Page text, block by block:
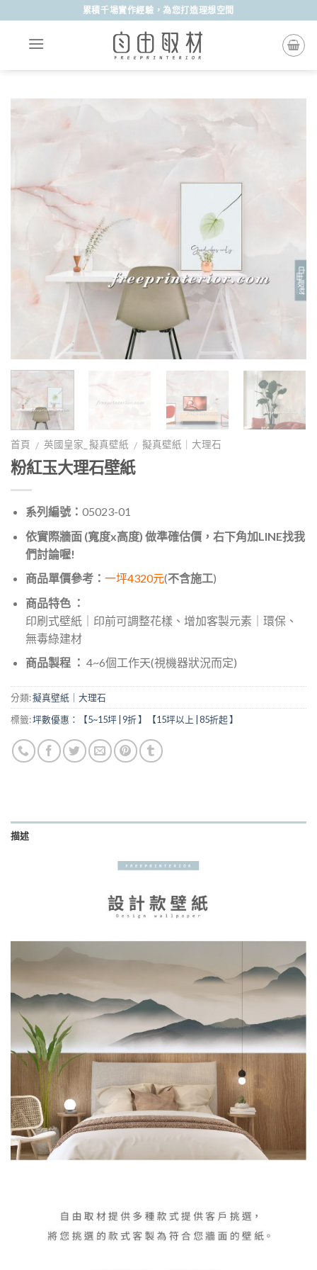
content
累積千場實作經驗，為您打造理想空間
首頁 / 英國皇家_ 擬真壁紙 / 擬真壁紙｜大理石
粉紅玉大理石壁紙
系列編號： 05023-01
依實際牆面 (寬度x高度) 做準確估價，右下角加LINE找我
們討論喔!
商品單價參考： 一坪4320元(不含施工)
商品特色 ：
印刷式壁紙｜印前可調整花樣、增加客製元素｜環保、
無毒綠建材
商品製程 ： 4~6個工作天(視機器狀況而定)
分類:擬真壁紙｜大理石
標籤:坪數優惠：【5~15坪 | 9折 】【15坪以上 | 85折起 】
描述